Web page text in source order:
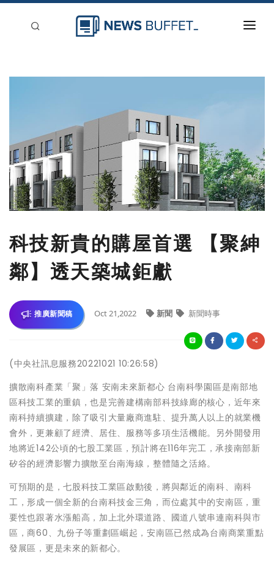
刊登
科技新貴的購屋首選 【聚紳
鄰】透天築城鉅獻
推廣新聞稿 Oct 21,2022 新聞 新聞時事
(中央社訊息服務20221021 10:26:58)
擴散南科產業「聚」落 安南未來新都心 台南科學園區是南部地
區科技工業的重鎮，也是完善建構南部科技綠廊的核心，近年來
南科持續擴建，除了吸引大量廠商進駐、提升萬人以上的就業機
會外，更兼顧了經濟、居住、服務等多項生活機能。另外開發用
地將近142公頃的七股工業區，預計將在116年完工，承接南部新
矽谷的經濟影響力擴散至台南海線，整體隨之活絡。
可預期的是，七股科技工業區啟動後，將與鄰近的南科、南科
工，形成一個全新的台南科技金三角，而位處其中的安南區，重
要性也跟著水漲船高，加上北外環道路、國道八號串連南科與市
區，商60、九份子等重劃區崛起，安南區已然成為台南商業重點
發展區，更是未來的新都心。